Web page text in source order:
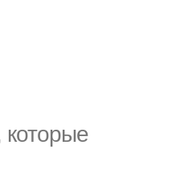
которые